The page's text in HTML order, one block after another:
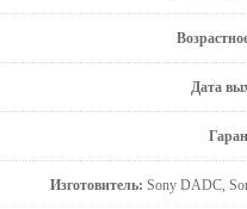
Дата
Изготовитель: Sony DADC,